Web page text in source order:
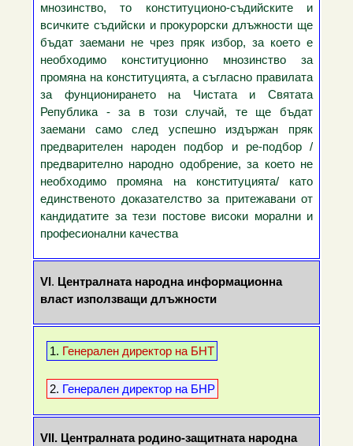
мнозинство, то конституционо-съдийските и
всичките съдийски и прокурорски длъжности ще
бъдат заемани не чрез пряк избор, за което е
необходимо конституционно мнозинство за
промяна на конституцията, а съгласно правилата
за фунционирането на Чистата и Святата
Република - за в този случай, те ще бъдат
заемани само след успешно издържан пряк
предварителен народен подбор и ре-подбор /
предварително народно одобрение, за което не
необходимо промяна на конституцията/ като
единственото доказателство за притежавани от
кандидатите за тези постове високи морални и
професионални качества
VI. Централната народна информационна
власт използващи длъжности
1. Генерален директор на БНТ
2. Генерален директор на БНР
VII. Централната родино-защитната народна